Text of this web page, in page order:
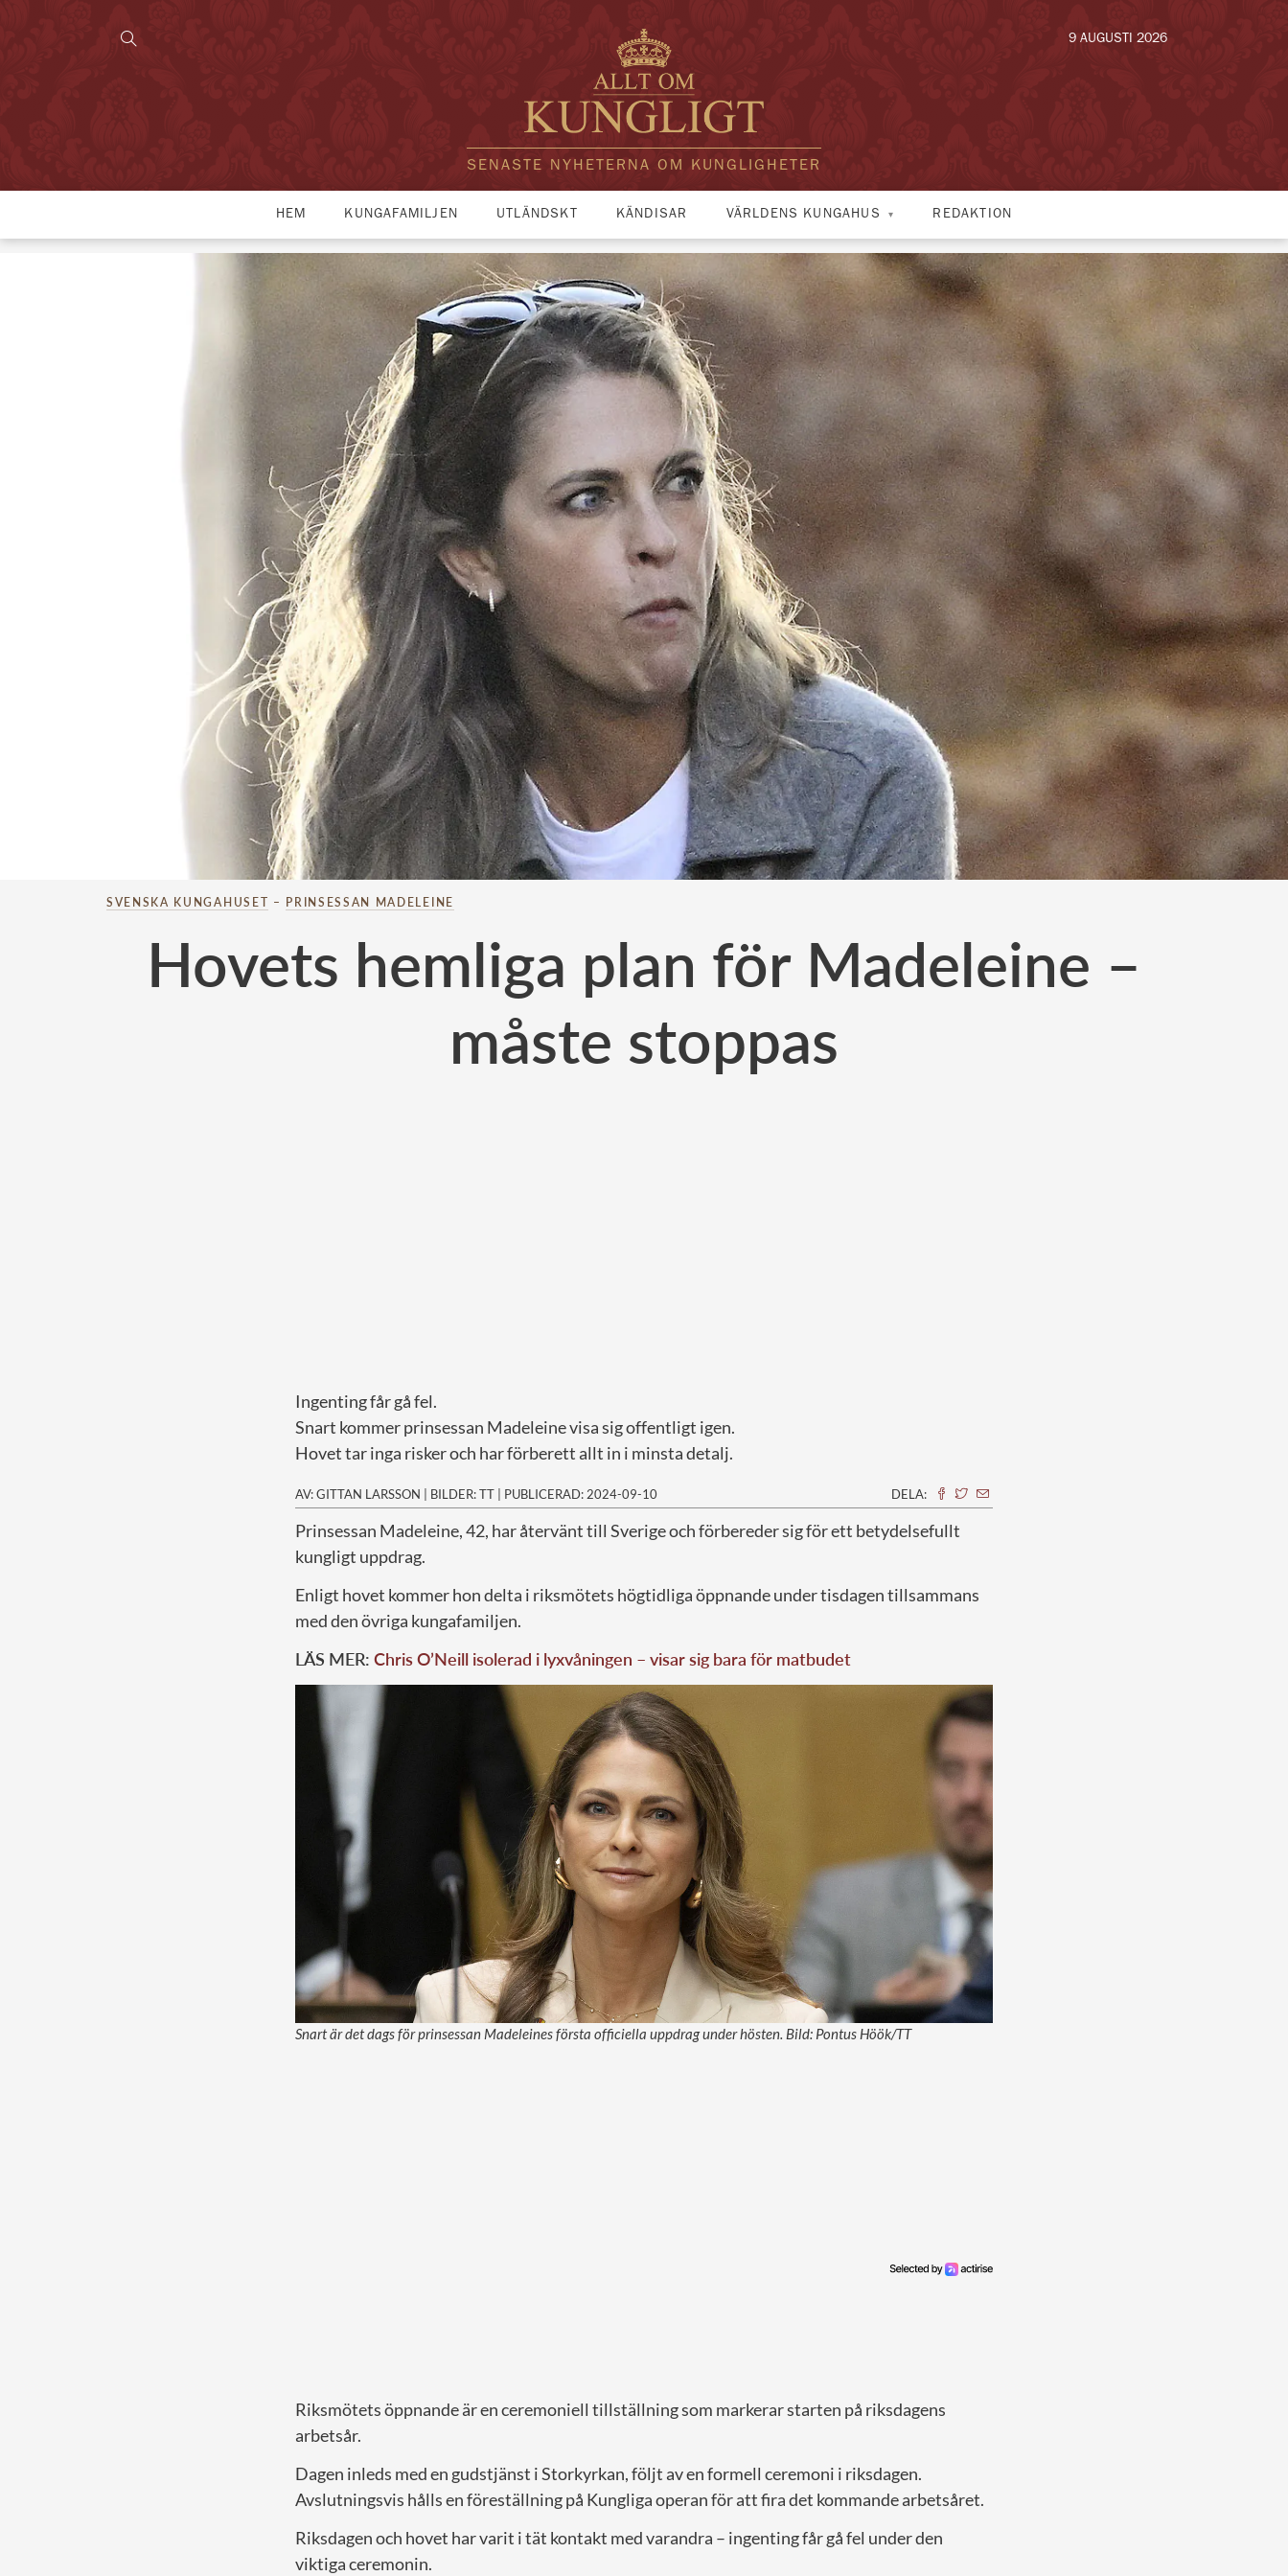
SENASTE NYHETERNA OM KUNGLIGHETER
9 AUGUSTI 2026
HEM KUNGAFAMILJEN UTLÄNDSKT KÄNDISAR VÄRLDENS KUNGAHUS REDAKTION
SVENSKA KUNGAHUSET – PRINSESSAN MADELEINE
Hovets hemliga plan för Madeleine –
måste stoppas
Ingenting får gå fel.
Snart kommer prinsessan Madeleine visa sig offentligt igen.
Hovet tar inga risker och har förberett allt in i minsta detalj.
AV: GITTAN LARSSON | BILDER: TT | PUBLICERAD: 2024-09-10 DELA:
Prinsessan Madeleine, 42, har återvänt till Sverige och förbereder sig för ett betydelsefullt
kungligt uppdrag.
Enligt hovet kommer hon delta i riksmötets högtidliga öppnande under tisdagen tillsammans
med den övriga kungafamiljen.
LÄS MER: Chris O’Neill isolerad i lyxvåningen – visar sig bara för matbudet
Snart är det dags för prinsessan Madeleines första officiella uppdrag under hösten. Bild: Pontus Höök/TT
Riksmötets öppnande är en ceremoniell tillställning som markerar starten på riksdagens
arbetsår.
Dagen inleds med en gudstjänst i Storkyrkan, följt av en formell ceremoni i riksdagen.
Avslutningsvis hålls en föreställning på Kungliga operan för att fira det kommande arbetsåret.
Riksdagen och hovet har varit i tät kontakt med varandra – ingenting får gå fel under den
viktiga ceremonin.